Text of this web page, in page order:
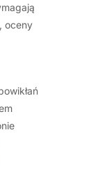
oceny